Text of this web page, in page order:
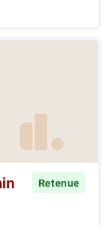
Retenue